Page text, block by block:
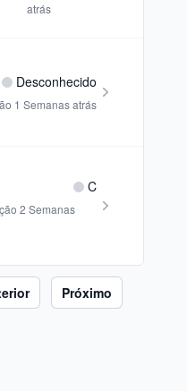
atrás
Desconhecido
1 Semanas atrás
C
2 Semanas
Próximo